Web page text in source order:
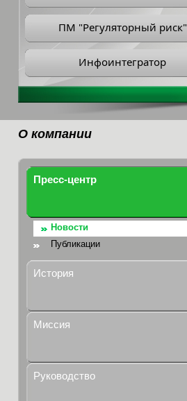
ПМ "Регуляторный риск"
Инфоинтегратор
О компании
Пресс-центр
Новости
Публикации
История
Миссия
Руководство